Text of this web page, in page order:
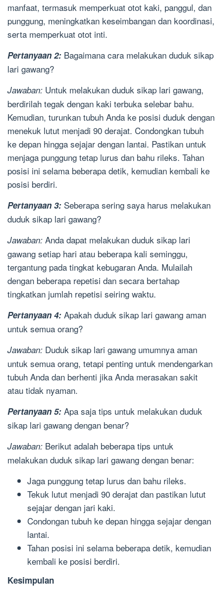
manfaat, termasuk memperkuat otot kaki, panggul, dan
punggung, meningkatkan keseimbangan dan koordinasi,
serta memperkuat otot inti.
Pertanyaan 2: Bagaimana cara melakukan duduk sikap
lari gawang?
Jawaban: Untuk melakukan duduk sikap lari gawang,
berdirilah tegak dengan kaki terbuka selebar bahu.
Kemudian, turunkan tubuh Anda ke posisi duduk dengan
menekuk lutut menjadi 90 derajat. Condongkan tubuh
ke depan hingga sejajar dengan lantai. Pastikan untuk
menjaga punggung tetap lurus dan bahu rileks. Tahan
posisi ini selama beberapa detik, kemudian kembali ke
posisi berdiri.
Pertanyaan 3: Seberapa sering saya harus melakukan
duduk sikap lari gawang?
Jawaban: Anda dapat melakukan duduk sikap lari
gawang setiap hari atau beberapa kali seminggu,
tergantung pada tingkat kebugaran Anda. Mulailah
dengan beberapa repetisi dan secara bertahap
tingkatkan jumlah repetisi seiring waktu.
Pertanyaan 4: Apakah duduk sikap lari gawang aman
untuk semua orang?
Jawaban: Duduk sikap lari gawang umumnya aman
untuk semua orang, tetapi penting untuk mendengarkan
tubuh Anda dan berhenti jika Anda merasakan sakit
atau tidak nyaman.
Pertanyaan 5: Apa saja tips untuk melakukan duduk
sikap lari gawang dengan benar?
Jawaban: Berikut adalah beberapa tips untuk
melakukan duduk sikap lari gawang dengan benar:
Jaga punggung tetap lurus dan bahu rileks.
Tekuk lutut menjadi 90 derajat dan pastikan lutut
sejajar dengan jari kaki.
Condongan tubuh ke depan hingga sejajar dengan
lantai.
Tahan posisi ini selama beberapa detik, kemudian
kembali ke posisi berdiri.
Kesimpulan